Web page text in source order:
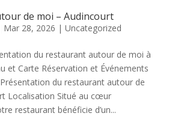
de moi – Audincourt
Mar 28, 2026 | Uncategorized
du restaurant autour de moi à
et Carte Réservation et Événements
du restaurant autour de
Localisation Situé au cœur
restaurant bénéficie d’un...